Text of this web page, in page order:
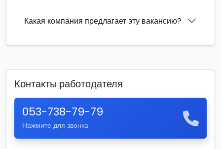
Какая компания предлагает эту вакансию?
Контакты работодателя
053-738-79-79
Нажмите для звонка